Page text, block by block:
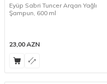
Eyüp Sabri Tuncer Arqan Yağlı
Şampun, 600 ml
23,00AZN